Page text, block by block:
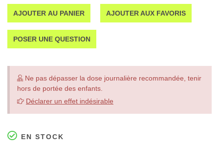
AJOUTER AU PANIER AJOUTER AUX FAVORIS
POSER UNE QUESTION
Ne pas dépasser la dose journalière recommandée, tenir
hors de portée des enfants.
Déclarer un effet indésirable
EN STOCK